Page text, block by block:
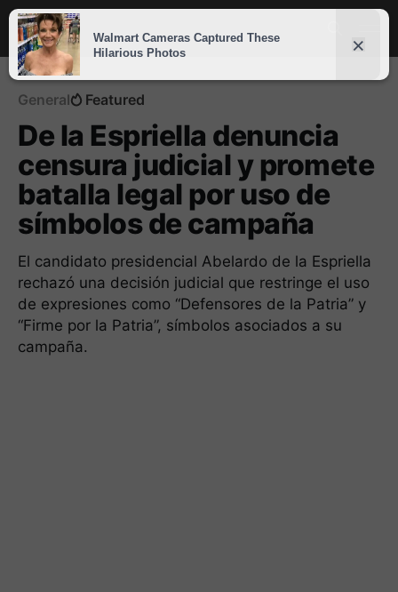
General Featured
De la Espriella denuncia
censura judicial y promete
batalla legal por uso de
símbolos de campaña
El candidato presidencial Abelardo de la Espriella
rechazó una decisión judicial que restringe el uso
de expresiones como “Defensores de la Patria” y
“Firme por la Patria”, símbolos asociados a su
campaña.